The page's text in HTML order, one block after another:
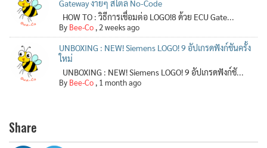
Gateway ง่ายๆ สไตล์ No-Code
HOW TO : วิธีการเชื่อมต่อ LOGO!8 ด้วย ECU Gate...
By Bee-Co ,2 weeks ago
UNBOXING : NEW! Siemens LOGO! 9 อัปเกรดฟังก์ชันครั้ง
ใหม่
UNBOXING : NEW! Siemens LOGO! 9 อัปเกรดฟังก์ชั...
By Bee-Co , 1 month ago
Share